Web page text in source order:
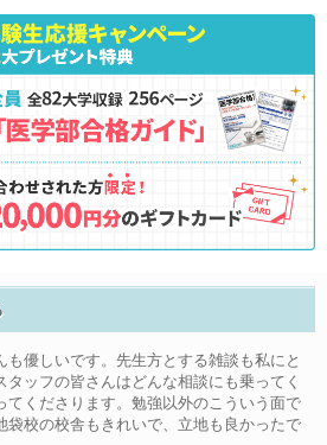
優しいです。先生方とする雑談も私にと
タッフの皆さんはどんな相談にも乗ってく
てくださります。勉強以外のこういう面で
袋校の校舎もきれいで、立地も良かったで